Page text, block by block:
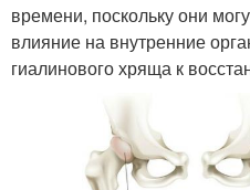
времени, поскольку они
влияние на внутренние
гиалинового хряща к